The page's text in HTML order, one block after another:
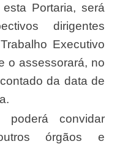
Portaria, será
dirigentes
Executivo
o assessorará, no
da data de
órgãos e